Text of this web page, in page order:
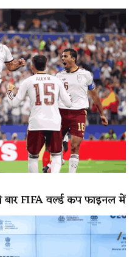
बार FIFA वर्ल्ड कप फाइनल में